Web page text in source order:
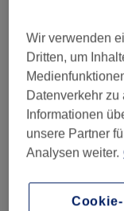
Kranzschnitt (
Kinderhaarschnitte
Haarfarbe (8)
Strähnen (10)
Umformung /
Wir verwenden
Dritten, um
Datenverkehr zu
Informationen
unsere Partner
Analysen weiter.
Cookie-